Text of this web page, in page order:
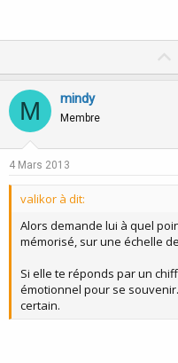
M mindy
Membre
4 Mars 2013
valikor à dit:
Alors demande lui à quel
mémorisé, sur une échelle
Si elle te réponds par un
émotionnel pour se
certain.